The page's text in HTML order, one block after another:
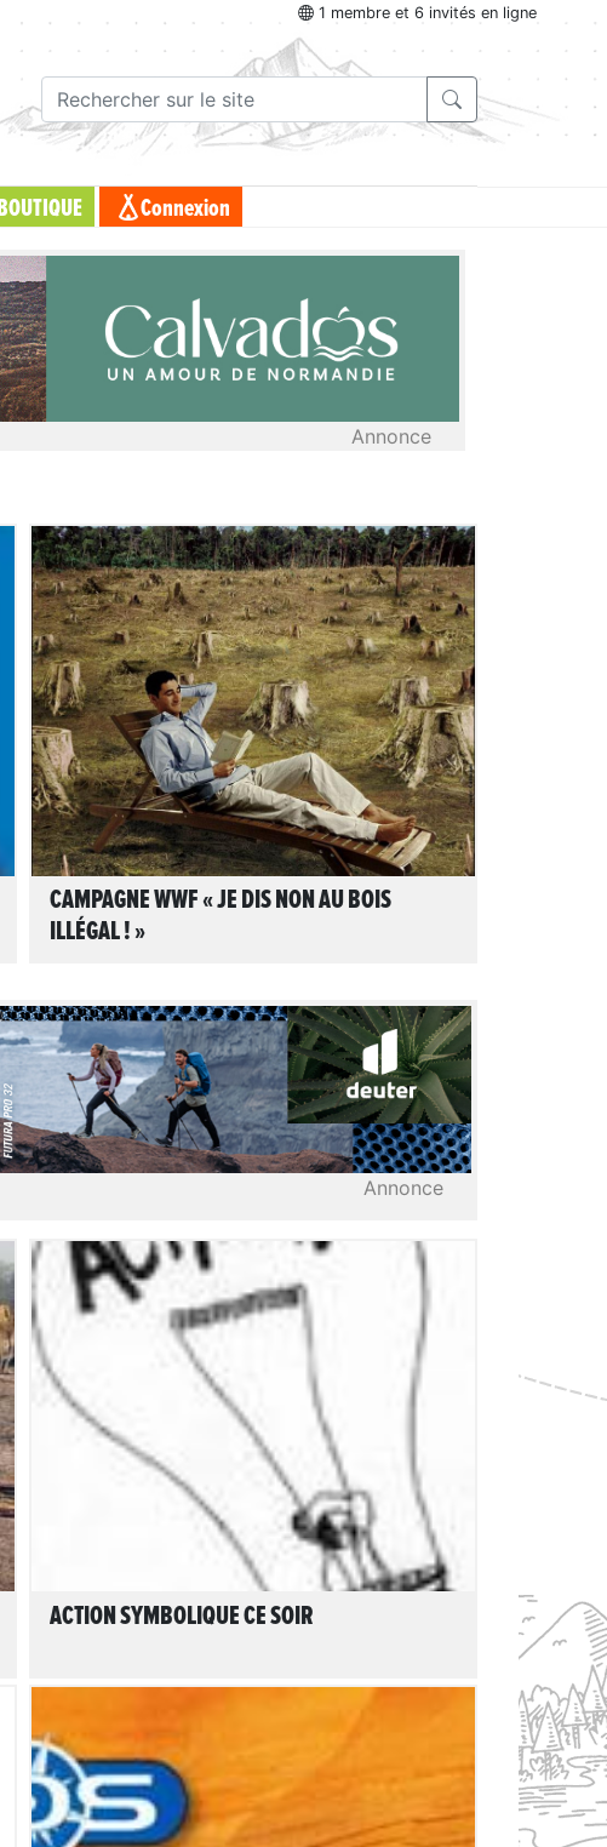
1 membre et 6 invités en ligne
BOUTIQUE Connexion
Annonce
LIRE L'ARTICLE
CAMPAGNE WWF « JE DIS NON AU BOIS
ILLÉGAL ! »
Annonce
LIRE L'ARTICLE
ACTION SYMBOLIQUE CE SOIR